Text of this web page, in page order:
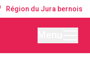
Région du Jura bernois